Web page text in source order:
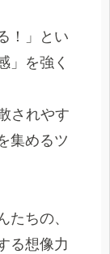
！」とい
」を強く
されやす
集めるツ
たちの、
る想像力